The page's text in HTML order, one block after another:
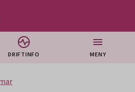
DRIFTINFO MENY